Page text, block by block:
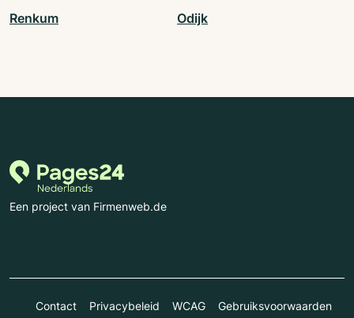
Renkum Odijk
Een project van Firmenweb.de
Contact Privacybeleid WCAG Gebruiksvoorwaarden